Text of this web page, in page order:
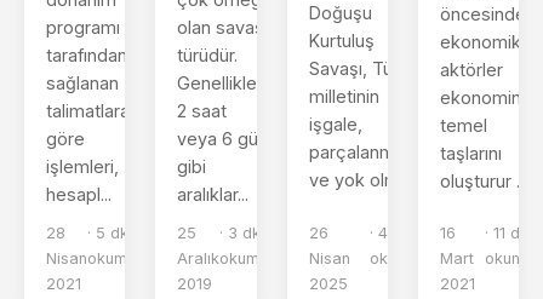
programı
tarafından
sağlanan
talimatlara
göre
işlemleri,
hesapl...
28
Nisan
2021
· 5 dk
okuma
olan savaş
türüdür.
Genellikle
2 saat
veya 6 gün
gibi
aralıklar...
25
Aralık
2019
· 3 dk
okuma
Doğuşu
Kurtuluş
Savaşı, Türk
milletinin
işgale,
parçalanmaya
ve yok olma...
26
Nisan
2025
· 4 dk
okuma
öncesinde;
ekonomik
aktörler
ekonominin
temel
taşlarını
oluşturur ...
16
Mart
2021
· 11 dk
okuma